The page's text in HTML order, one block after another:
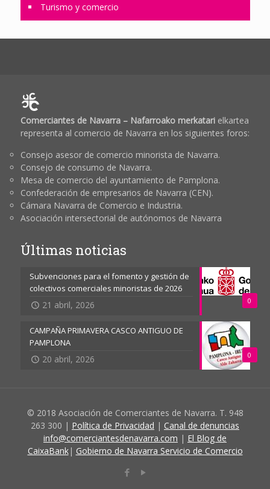
Turismo y comercio
Comerciantes de Navarra – Nafarroako merkatarielkartea
representa al comercio de Navarra en los siguientes foros:
Consejo asesor de comercio minorista de Navarra.
Consejo de consumo de Navarra.
Mesa de comercio del ayuntamiento de Pamplona.
Confederación de empresarios de Navarra (CEN).
Cámara Navarra de Comercio e Industria.
Asociación intersectorial de autónomos de Navarra
Últimas noticias
0
Subvenciones para el fomento y gestión de
colectivos comerciales minoristas de 2026
21 abril, 2026
0
CAMPAÑA PRIMAVERA CASCO ANTIGUO DE
PAMPLONA
20 abril, 2026
© 2018 Asociación de Comerciantes de Navarra. T. 948
263 300 | Política de Privacidad | Canal de denuncias
info@comerciantesdenavarra.com | El Blog de
CaixaBank| Gobierno de Navarra Servicio de Comercio